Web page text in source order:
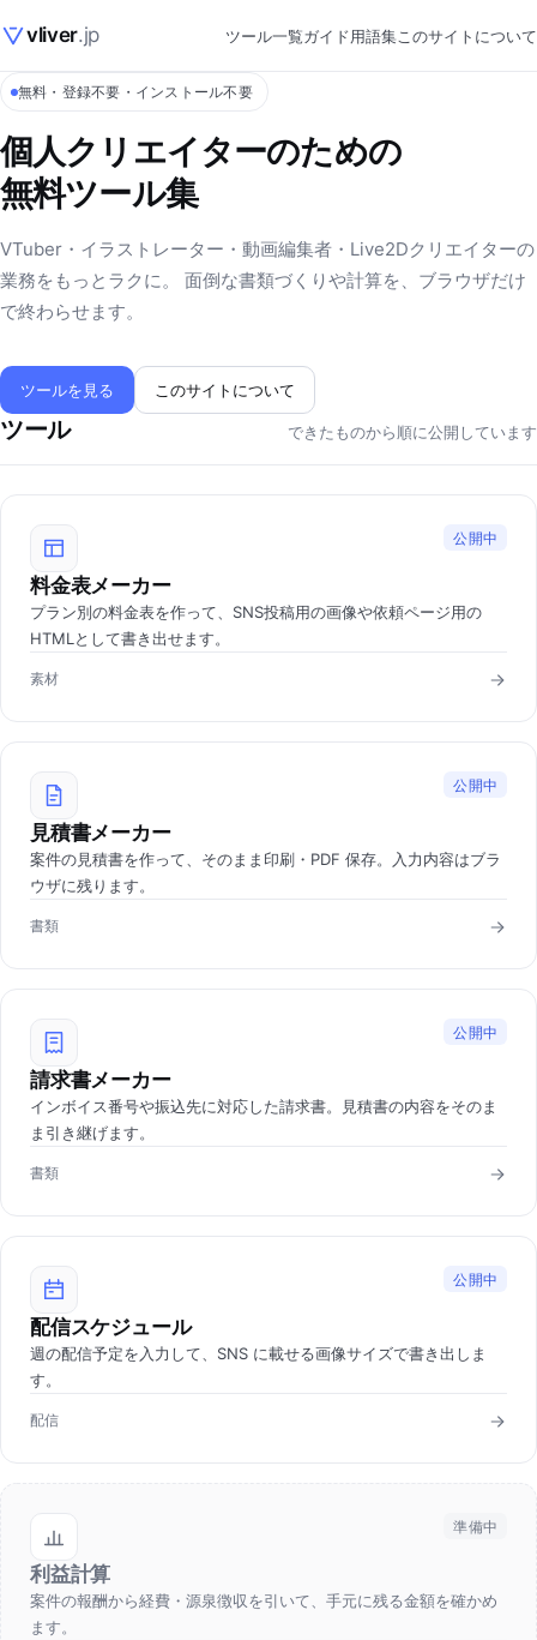
vliver.jp ツール一覧ガイド用語集このサイトについて
無料・登録不要・インストール不要
個人クリエイターのための
無料ツール集
VTuber・イラストレーター・動画編集者・Live2Dクリエイターの
業務をもっとラクに。 面倒な書類づくりや計算を、ブラウザだけ
で終わらせます。
ツールを見る このサイトについて
ツール できたものから順に公開しています
公開中
料金表メーカー
プラン別の料金表を作って、SNS投稿用の画像や依頼ページ用の
HTMLとして書き出せます。
素材
公開中
見積書メーカー
案件の見積書を作って、そのまま印刷・PDF 保存。入力内容はブラ
ウザに残ります。
書類
公開中
請求書メーカー
インボイス番号や振込先に対応した請求書。見積書の内容をそのま
ま引き継げます。
書類
公開中
配信スケジュール
週の配信予定を入力して、SNS に載せる画像サイズで書き出しま
す。
配信
準備中
利益計算
案件の報酬から経費・源泉徴収を引いて、手元に残る金額を確かめ
ます。